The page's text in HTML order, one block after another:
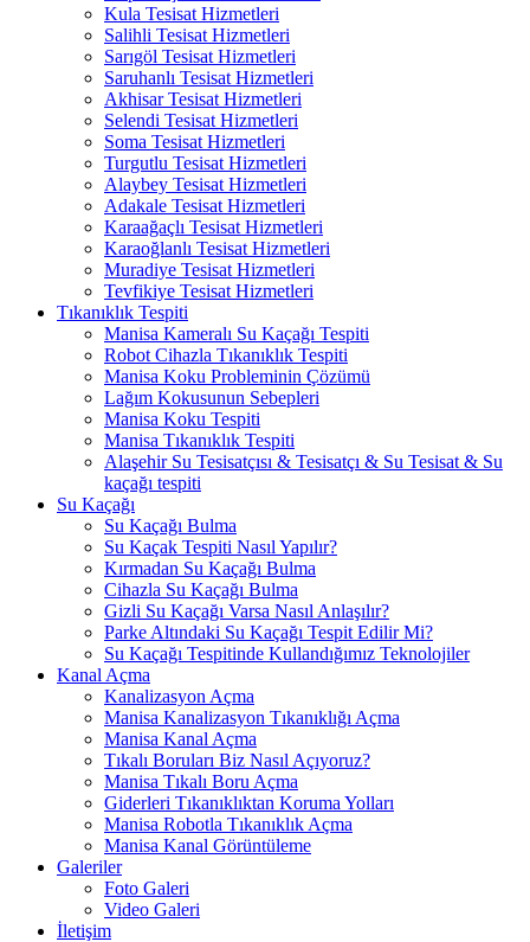
Kula Tesisat Hizmetleri
Salihli Tesisat Hizmetleri
Sarıgöl Tesisat Hizmetleri
Saruhanlı Tesisat Hizmetleri
Akhisar Tesisat Hizmetleri
Selendi Tesisat Hizmetleri
Soma Tesisat Hizmetleri
Turgutlu Tesisat Hizmetleri
Alaybey Tesisat Hizmetleri
Adakale Tesisat Hizmetleri
Karaağaçlı Tesisat Hizmetleri
Karaoğlanlı Tesisat Hizmetleri
Muradiye Tesisat Hizmetleri
Tevfikiye Tesisat Hizmetleri
Tıkanıklık Tespiti
Manisa Kameralı Su Kaçağı Tespiti
Robot Cihazla Tıkanıklık Tespiti
Manisa Koku Probleminin Çözümü
Lağım Kokusunun Sebepleri
Manisa Koku Tespiti
Manisa Tıkanıklık Tespiti
Alaşehir Su Tesisatçısı & Tesisatçı & Su Tesisat & Su
kaçağı tespiti
Su Kaçağı
Su Kaçağı Bulma
Su Kaçak Tespiti Nasıl Yapılır?
Kırmadan Su Kaçağı Bulma
Cihazla Su Kaçağı Bulma
Gizli Su Kaçağı Varsa Nasıl Anlaşılır?
Parke Altındaki Su Kaçağı Tespit Edilir Mi?
Su Kaçağı Tespitinde Kullandığımız Teknolojiler
Kanal Açma
Kanalizasyon Açma
Manisa Kanalizasyon Tıkanıklığı Açma
Manisa Kanal Açma
Tıkalı Boruları Biz Nasıl Açıyoruz?
Manisa Tıkalı Boru Açma
Giderleri Tıkanıklıktan Koruma Yolları
Manisa Robotla Tıkanıklık Açma
Manisa Kanal Görüntüleme
Galeriler
Foto Galeri
Video Galeri
İletişim